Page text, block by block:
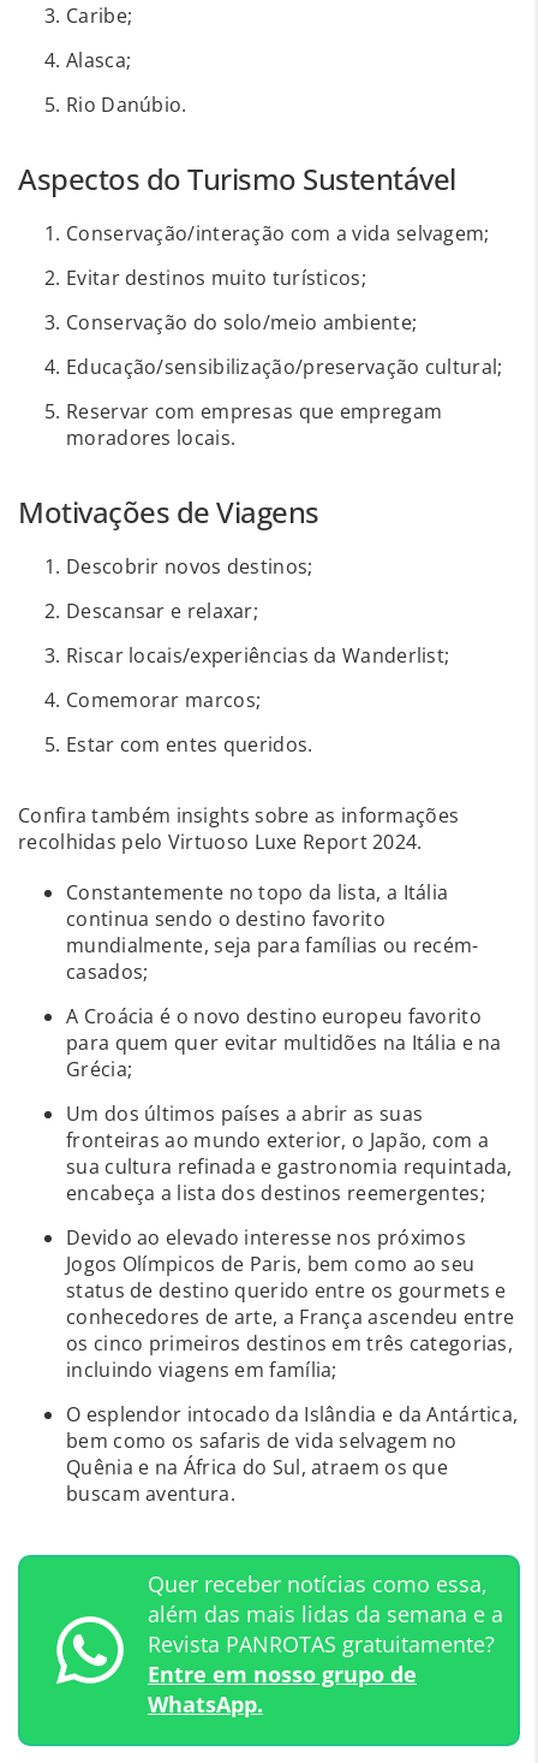
Caribe;
Alasca;
Rio Danúbio.
Aspectos do Turismo Sustentável
Conservação/interação com a vida selvagem;
Evitar destinos muito turísticos;
Conservação do solo/meio ambiente;
Educação/sensibilização/preservação cultural;
Reservar com empresas que empregam
moradores locais.
Motivações de Viagens
Descobrir novos destinos;
Descansar e relaxar;
Riscar locais/experiências da Wanderlist;
Comemorar marcos;
Estar com entes queridos.
Confira também insights sobre as informações
recolhidas pelo Virtuoso Luxe Report 2024.
Constantemente no topo da lista, a Itália
continua sendo o destino favorito
mundialmente, seja para famílias ou recém-
casados;
A Croácia é o novo destino europeu favorito
para quem quer evitar multidões na Itália e na
Grécia;
Um dos últimos países a abrir as suas
fronteiras ao mundo exterior, o Japão, com a
sua cultura refinada e gastronomia requintada,
encabeça a lista dos destinos reemergentes;
Devido ao elevado interesse nos próximos
Jogos Olímpicos de Paris, bem como ao seu
status de destino querido entre os gourmets e
conhecedores de arte, a França ascendeu entre
os cinco primeiros destinos em três categorias,
incluindo viagens em família;
O esplendor intocado da Islândia e da Antártica,
bem como os safaris de vida selvagem no
Quênia e na África do Sul, atraem os que
buscam aventura.
Quer receber notícias como essa,
além das mais lidas da semana e a
Revista PANROTAS gratuitamente?
Entre em nosso grupo de
WhatsApp.